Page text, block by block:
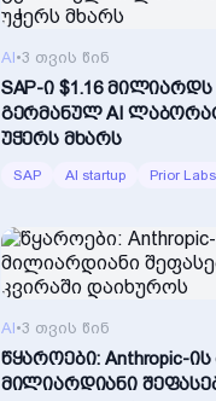
AI•3 თვის წინ
SAP-ი $1.16
გერმანულ AI
უჭერს მხარს
SAP AI startup Prior Labs
AI•3 თვის წინ
წყაროები: Anthropic-
მილიარდიანი